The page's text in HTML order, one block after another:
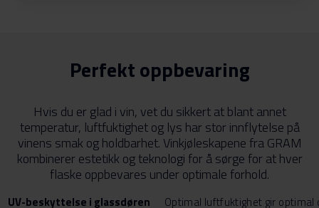
Perfekt oppbevaring
Hvis du er glad i vin, vet du sikkert at blant annet
temperatur, luftfuktighet og lys har stor innflytelse på
vinens smak og holdbarhet. Vinkjøleskapene fra GRAM
kombinerer estetikk og teknologi for å sørge for at hver
flaske oppbevares under optimale forhold.
UV-beskyttelse i glassdøren Optimal luftfuktighet gir optimal